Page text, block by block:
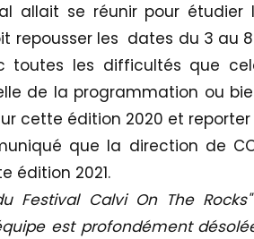
allait se réunir pour étudier
repousser les dates du 3 au
toutes les difficultés que
de la programmation ou
cette édition 2020 et reporter
que la direction de
édition 2021.
Festival Calvi On The
est profondément